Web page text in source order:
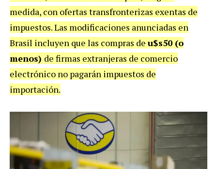
medida, con ofertas transfronterizas exentas de
impuestos. Las modificaciones anunciadas en
Brasil incluyen que las compras de u$s50 (o
menos) de firmas extranjeras de comercio
electrónico no pagarán impuestos de
importación.